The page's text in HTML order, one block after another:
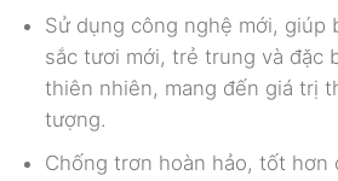
Sử dụng công nghệ mới, giúp
sắc tươi mới, trẻ trung và đặc
thiên nhiên, mang đến giá trị
tượng.
Chống trơn hoàn hảo, tốt hơn